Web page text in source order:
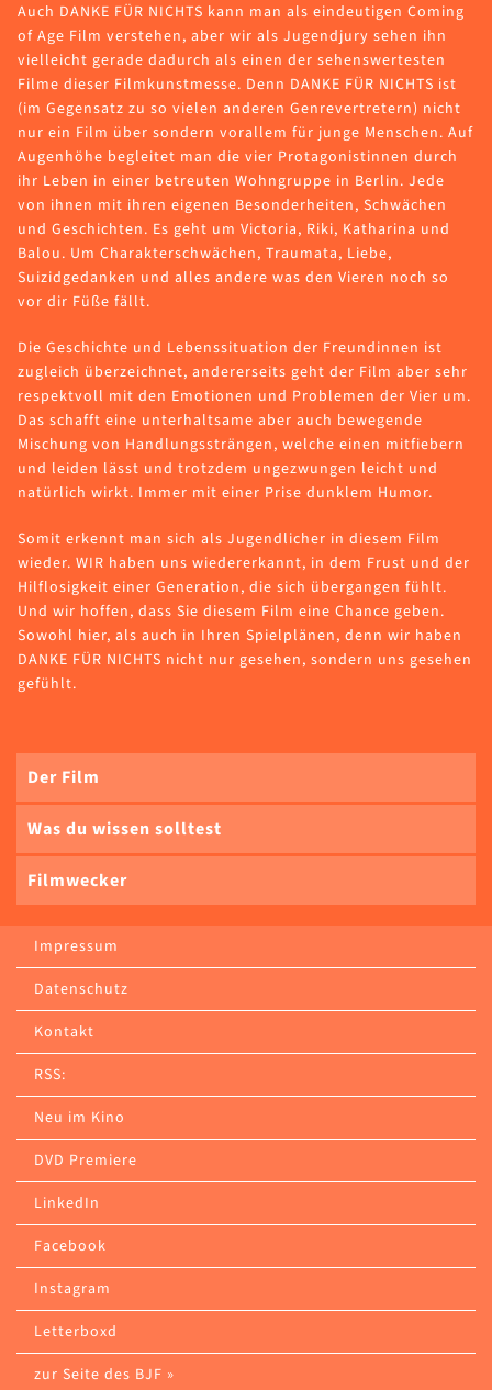
Auch DANKE FÜR NICHTS kann man als eindeutigen Coming
of Age Film verstehen, aber wir als Jugendjury sehen ihn
vielleicht gerade dadurch als einen der sehenswertesten
Filme dieser Filmkunstmesse. Denn DANKE FÜR NICHTS ist
(im Gegensatz zu so vielen anderen Genrevertretern) nicht
nur ein Film über sondern vorallem für junge Menschen. Auf
Augenhöhe begleitet man die vier Protagonistinnen durch
ihr Leben in einer betreuten Wohngruppe in Berlin. Jede
von ihnen mit ihren eigenen Besonderheiten, Schwächen
und Geschichten. Es geht um Victoria, Riki, Katharina und
Balou. Um Charakterschwächen, Traumata, Liebe,
Suizidgedanken und alles andere was den Vieren noch so
vor dir Füße fällt.
Die Geschichte und Lebenssituation der Freundinnen ist
zugleich überzeichnet, andererseits geht der Film aber sehr
respektvoll mit den Emotionen und Problemen der Vier um.
Das schafft eine unterhaltsame aber auch bewegende
Mischung von Handlungssträngen, welche einen mitfiebern
und leiden lässt und trotzdem ungezwungen leicht und
natürlich wirkt. Immer mit einer Prise dunklem Humor.
Somit erkennt man sich als Jugendlicher in diesem Film
wieder. WIR haben uns wiedererkannt, in dem Frust und der
Hilflosigkeit einer Generation, die sich übergangen fühlt.
Und wir hoffen, dass Sie diesem Film eine Chance geben.
Sowohl hier, als auch in Ihren Spielplänen, denn wir haben
DANKE FÜR NICHTS nicht nur gesehen, sondern uns gesehen
gefühlt.
Der Film
Was du wissen solltest
Filmwecker
Impressum
Datenschutz
Kontakt
RSS:
Neu im Kino
DVD Premiere
LinkedIn
Facebook
Instagram
Letterboxd
zur Seite des BJF »